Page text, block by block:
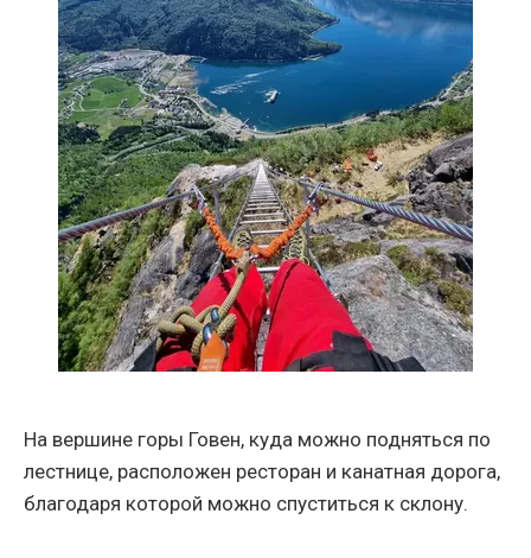
На вершине горы Говен, куда можно подняться по
лестнице, расположен ресторан и канатная дорога,
благодаря которой можно спуститься к склону.